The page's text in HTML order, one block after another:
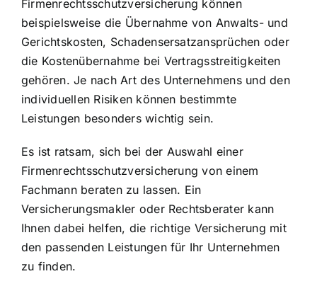
Firmenrechtsschutzversicherung können
beispielsweise die Übernahme von Anwalts- und
Gerichtskosten, Schadensersatzansprüchen oder
die Kostenübernahme bei Vertragsstreitigkeiten
gehören. Je nach Art des Unternehmens und den
individuellen Risiken können bestimmte
Leistungen besonders wichtig sein.
Es ist ratsam, sich bei der Auswahl einer
Firmenrechtsschutzversicherung von einem
Fachmann beraten zu lassen. Ein
Versicherungsmakler oder Rechtsberater kann
Ihnen dabei helfen, die richtige Versicherung mit
den passenden Leistungen für Ihr Unternehmen
zu finden.